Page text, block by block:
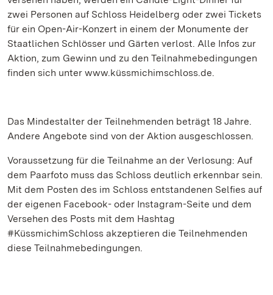
zwei Personen auf Schloss Heidelberg oder zwei Tickets
für ein Open-Air-Konzert in einem der Monumente der
Staatlichen Schlösser und Gärten verlost. Alle Infos zur
Aktion, zum Gewinn und zu den Teilnahmebedingungen
finden sich unter www.küssmichimschloss.de.
Das Mindestalter der Teilnehmenden beträgt 18 Jahre.
Andere Angebote sind von der Aktion ausgeschlossen.
Voraussetzung für die Teilnahme an der Verlosung: Auf
dem Paarfoto muss das Schloss deutlich erkennbar sein.
Mit dem Posten des im Schloss entstandenen Selfies auf
der eigenen Facebook- oder Instagram-Seite und dem
Versehen des Posts mit dem Hashtag
#KüssmichimSchloss akzeptieren die Teilnehmenden
diese Teilnahmebedingungen.